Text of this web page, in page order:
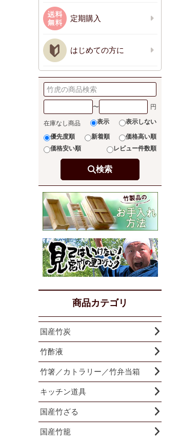
定期購入
はじめての方に
〜
在庫なし商品 表示 表示しない
優先度順 新着順
価格高い順
価格安い順
レビュー件数順
検索
商品カテゴリ
国産竹炭
竹酢液
竹箸／カトラリー／竹弁当箱
キッチン道具
国産竹ざる
国産竹籠